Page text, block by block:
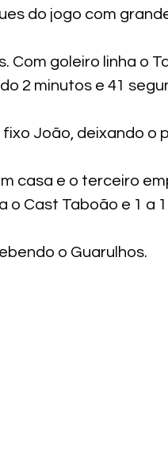
do jogo com
Com goleiro linha o
2 minutos e 41
João, deixando o
casa e o terceiro
o Cast Taboão e 1 a
o Guarulhos.